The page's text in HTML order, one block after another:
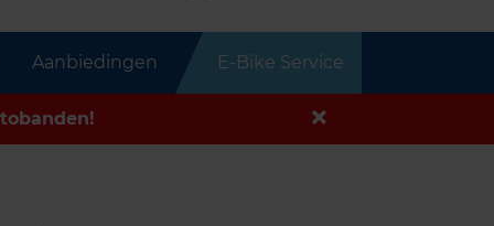
Aanbiedingen E-Bike Service